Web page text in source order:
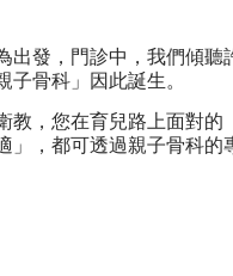
出發，門診中，我們傾聽
骨科」因此誕生。
，您在育兒路上面對的
」，都可透過親子骨科的